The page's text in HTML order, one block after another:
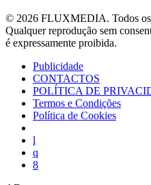
© 2026 FLUXMEDIA. Todos os
Qualquer reprodução sem
é expressamente proibida.
Publicidade
CONTACTOS
POLÍTICA DE
Termos e Condições
Política de Cookies